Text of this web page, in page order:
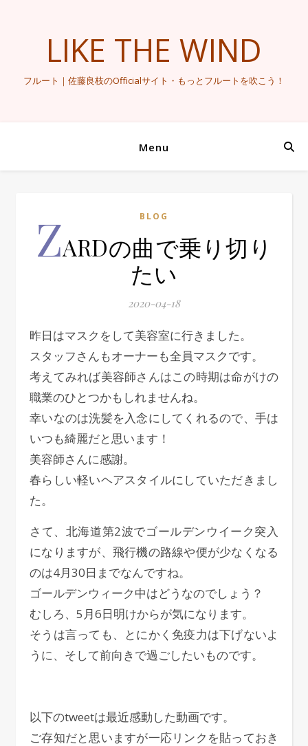
LIKE THE WIND
フルート｜佐藤良枝のOfficialサイト・もっとフルートを吹こう！
Menu
BLOG
ZARDの曲で乗り切り
たい
2020-04-18
昨日はマスクをして美容室に行きました。
スタッフさんもオーナーも全員マスクです。
考えてみれば美容師さんはこの時期は命がけの
職業のひとつかもしれませんね。
幸いなのは洗髪を入念にしてくれるので、手は
いつも綺麗だと思います！
美容師さんに感謝。
春らしい軽いヘアスタイルにしていただきまし
た。
さて、北海道第2波でゴールデンウイーク突入
になりますが、飛行機の路線や便が少なくなる
のは4月30日までなんですね。
ゴールデンウィーク中はどうなのでしょう？
むしろ、5月6日明けからが気になります。
そうは言っても、とにかく免疫力は下げないよ
うに、そして前向きで過ごしたいものです。
以下のtweetは最近感動した動画です。
ご存知だと思いますが一応リンクを貼っておき